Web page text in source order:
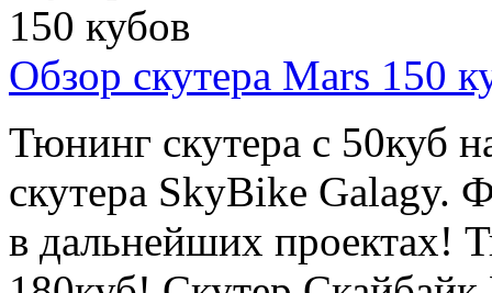
Обзор скутера Mars 150
Тюнинг скутера с 50куб
скутера SkyBike
в дальнейших проектах!